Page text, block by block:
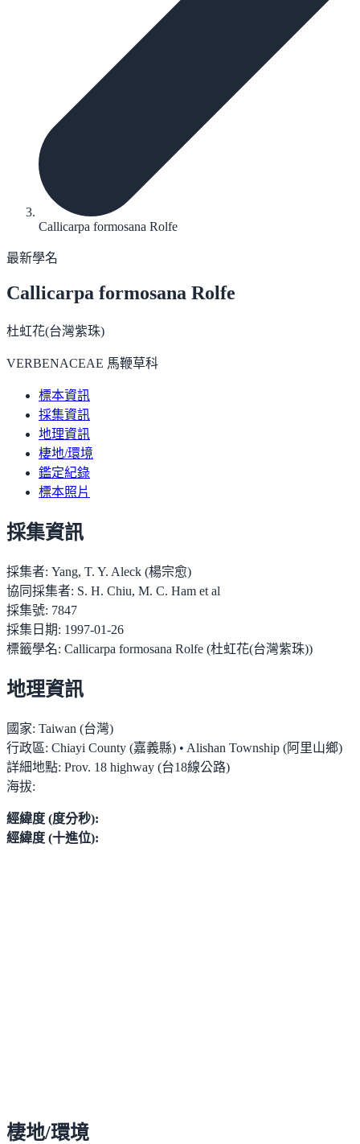
Callicarpa formosana Rolfe
最新學名
Callicarpa formosana Rolfe
杜虹花(台灣紫珠)
VERBENACEAE 馬鞭草科
標本資訊
採集資訊
地理資訊
棲地/環境
鑑定紀錄
標本照片
採集資訊
採集者: Yang, T. Y. Aleck (楊宗愈)
協同採集者: S. H. Chiu, M. C. Ham et al
採集號: 7847
採集日期: 1997-01-26
標籤學名: Callicarpa formosana Rolfe (杜虹花(台灣紫珠))
地理資訊
國家: Taiwan (台灣)
行政區: Chiayi County (嘉義縣) • Alishan Township (阿里山鄉)
詳細地點: Prov. 18 highway (台18線公路)
海拔:
經緯度 (度分秒):
經緯度 (十進位):
棲地/環境